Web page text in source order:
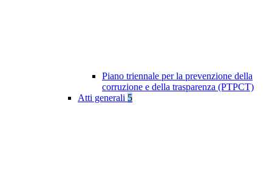
Piano triennale per la prevenzione della
corruzione e della trasparenza (PTPCT)
Atti generali 5